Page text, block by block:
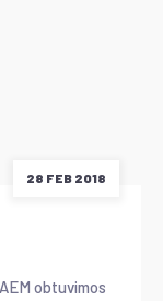
28 FEB 2018
obtuvimos